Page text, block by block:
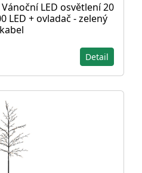
LED osvětlení 20
LED + ovladač - zelený
kabel
Detail